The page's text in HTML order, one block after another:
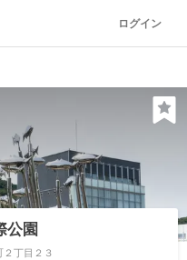
ログイン
公園
丁目２３